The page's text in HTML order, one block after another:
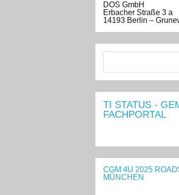
DOS GmbH
Erbacher Straße 3 a
14193 Berlin –
TI STATUS -
FACHPORTAL
CGM 4U 2025
MÜNCHEN